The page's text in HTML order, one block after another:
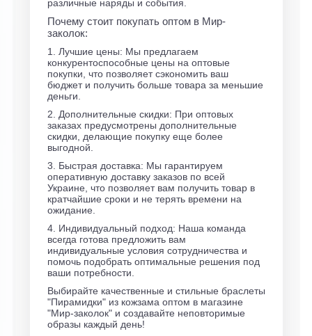
различные наряды и события.
Почему стоит покупать оптом в Мир-
заколок:
1. Лучшие цены: Мы предлагаем
конкурентоспособные цены на оптовые
покупки, что позволяет сэкономить ваш
бюджет и получить больше товара за меньшие
деньги.
2. Дополнительные скидки: При оптовых
заказах предусмотрены дополнительные
скидки, делающие покупку еще более
выгодной.
3. Быстрая доставка: Мы гарантируем
оперативную доставку заказов по всей
Украине, что позволяет вам получить товар в
кратчайшие сроки и не терять времени на
ожидание.
4. Индивидуальный подход: Наша команда
всегда готова предложить вам
индивидуальные условия сотрудничества и
помочь подобрать оптимальные решения под
ваши потребности.
Выбирайте качественные и стильные браслеты
"Пирамидки" из кожзама оптом в магазине
"Мир-заколок" и создавайте неповторимые
образы каждый день!